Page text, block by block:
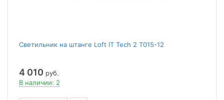
Светильник на штанге Loft IT Tech 2 T015-12
4 010 руб.
В наличии: 2